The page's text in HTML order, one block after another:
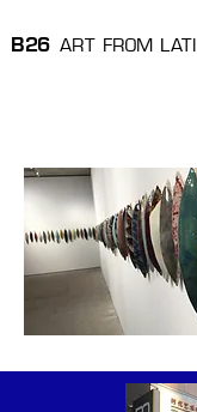
B26 ART FROM LATI